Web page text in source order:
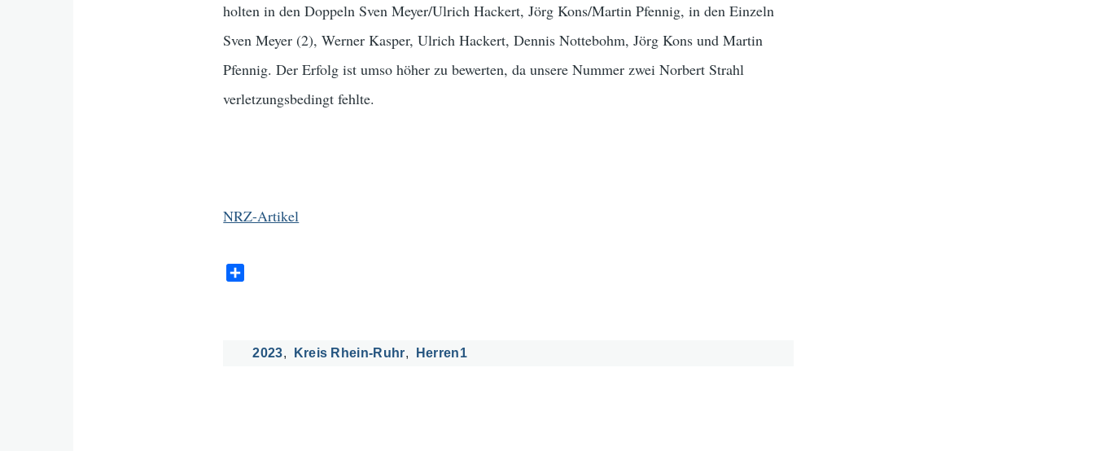
holten in den Doppeln Sven Meyer/Ulrich Hackert, Jörg Kons/Martin Pfennig, in den Einzeln
Sven Meyer (2), Werner Kasper, Ulrich Hackert, Dennis Nottebohm, Jörg Kons und Martin
Pfennig. Der Erfolg ist umso höher zu bewerten, da unsere Nummer zwei Norbert Strahl
verletzungsbedingt fehlte.
NRZ-Artikel
2023 Kreis Rhein-Ruhr Herren1